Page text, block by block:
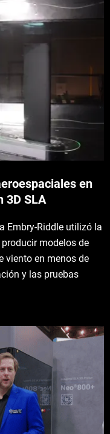
en
3D SLA
Embry-Riddle utilizó la
modelos de
viento en menos de
y las pruebas